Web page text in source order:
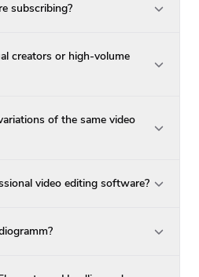
subscribing?
creators or high-volume
of the same video
video editing software?